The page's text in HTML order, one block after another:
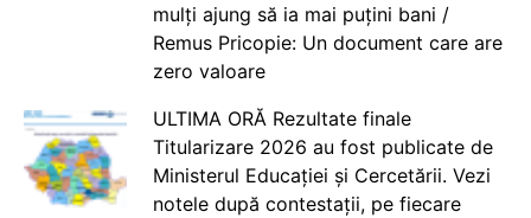
mulți ajung să ia mai puțini bani /
Remus Pricopie: Un document care are
zero valoare
ULTIMA ORĂ Rezultate finale
Titularizare 2026 au fost publicate de
Ministerul Educației și Cercetării. Vezi
notele după contestații, pe fiecare